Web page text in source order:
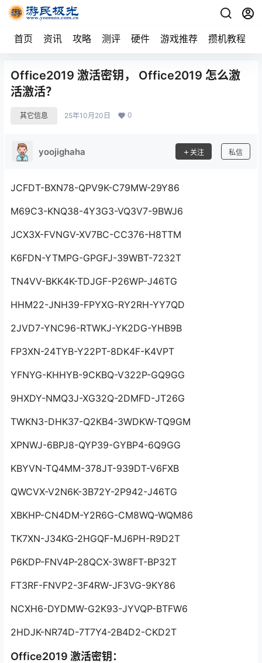
首页 资讯 攻略 测评 硬件 游戏推荐 攒机教程
Office2019 激活密钥， Office2019 怎么激
活激活？
其它信息 25年10月20日 0
yoojighaha 关注 私信
JCFDT-BXN78-QPV9K-C79MW-29Y86
M69C3-KNQ38-4Y3G3-VQ3V7-9BWJ6
JCX3X-FVNGV-XV7BC-CC376-H8TTM
K6FDN-YTMPG-GPGFJ-39WBT-7232T
TN4VV-BKK4K-TDJGF-P26WP-J46TG
HHM22-JNH39-FPYXG-RY2RH-YY7QD
2JVD7-YNC96-RTWKJ-YK2DG-YHB9B
FP3XN-24TYB-Y22PT-8DK4F-K4VPT
YFNYG-KHHYB-9CKBQ-V322P-GQ9GG
9HXDY-NMQ3J-XG32Q-2DMFD-JT26G
TWKN3-DHK37-Q2KB4-3WDKW-TQ9GM
XPNWJ-6BPJ8-QYP39-GYBP4-6Q9GG
KBYVN-TQ4MM-378JT-939DT-V6FXB
QWCVX-V2N6K-3B72Y-2P942-J46TG
XBKHP-CN4DM-Y2R6G-CM8WQ-WQM86
TK7XN-J34KG-2HGQF-MJ6PH-R9D2T
P6KDP-FNV4P-28QCX-3W8FT-BP32T
FT3RF-FNVP2-3F4RW-JF3VG-9KY86
NCXH6-DYDMW-G2K93-JYVQP-BTFW6
2HDJK-NR74D-7T7Y4-2B4D2-CKD2T
Office2019 激活密钥：